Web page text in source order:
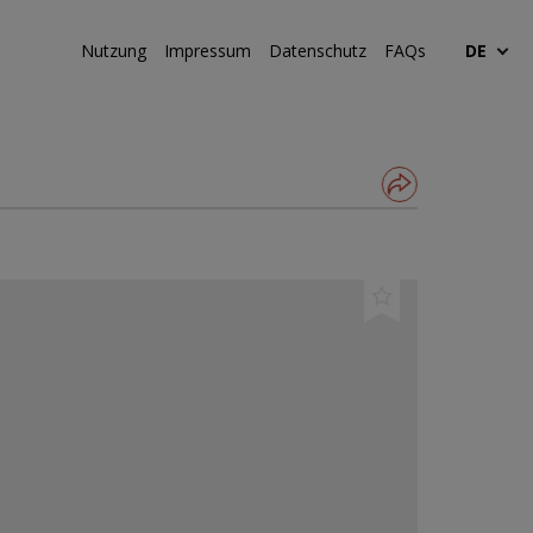
Nutzung Impressum Datenschutz FAQs DE